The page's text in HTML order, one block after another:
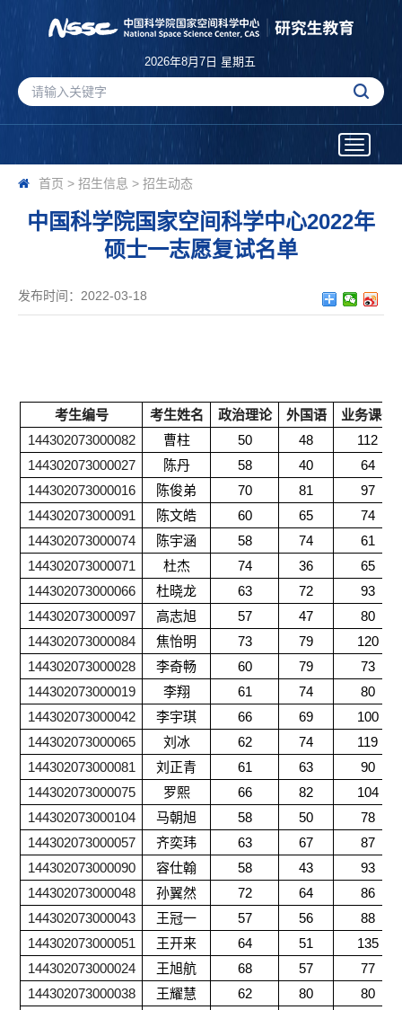
2026年8月7日 星期五
Toggle
首页 > 招生信息 > 招生动态
中国科学院国家空间科学中心2022年
硕士一志愿复试名单
发布时间：2022-03-18
考生编号 考生姓名 政治理论 外国语
业务课一
144302073000082
曹柱 50 48
112
144302073000027
陈丹 58 40
64
144302073000016
陈俊弟 70 81
97
144302073000091
陈文皓 60 65
74
144302073000074
陈宇涵 58 74
61
144302073000071
杜杰 74 36
65
144302073000066
杜晓龙 63 72
93
144302073000097
高志旭 57 47
80
144302073000084
焦怡明 73 79
120
144302073000028
李奇畅 60 79
73
144302073000019
李翔 61 74
80
144302073000042
李宇琪 66 69
100
144302073000065
刘冰 62 74
119
144302073000081
刘正青 61 63
90
144302073000075
罗熙 66 82
104
144302073000104
马朝旭 58 50
78
144302073000057
齐奕玮 63 67
87
144302073000090
容仕翰 58 43
93
144302073000048
孙翼然 72 64
86
144302073000043
王冠一 57 56
88
144302073000051
王开来 64 51
135
144302073000024
王旭航 68 57
77
144302073000038
王耀慧 62 80
80